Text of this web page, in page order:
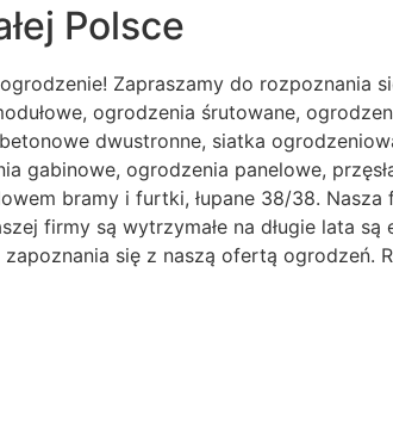
Polsce
Zapraszamy do rozpoznania
ogrodzenia śrutowane,
dwustronne, siatka
gabinowe, ogrodzenia panelowe,
bramy i furtki, łupane 38/38.
firmy są wytrzymałe na długie lata
się z naszą ofertą